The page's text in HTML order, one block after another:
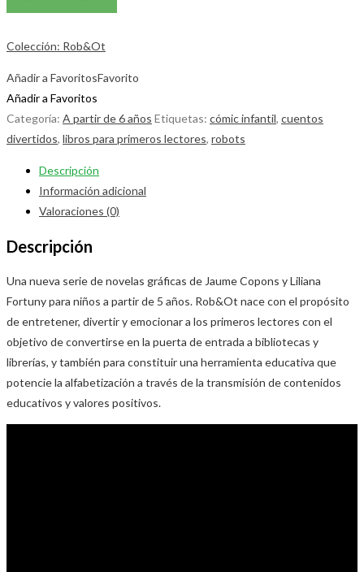
Colección: Rob&Ot
Añadir a FavoritosFavorito
Añadir a Favoritos
Categoría: A partir de 6 años Etiquetas: cómic infantil, cuentos
divertidos, libros para primeros lectores, robots
Descripción
Información adicional
Valoraciones (0)
Descripción
Una nueva serie de novelas gráficas de Jaume Copons y Liliana
Fortuny para niños a partir de 5 años. Rob&Ot nace con el propósito
de entretener, divertir y emocionar a los primeros lectores con el
objetivo de convertirse en la puerta de entrada a bibliotecas y
librerías, y también para constituir una herramienta educativa que
potencie la alfabetización a través de la transmisión de contenidos
educativos y valores positivos.